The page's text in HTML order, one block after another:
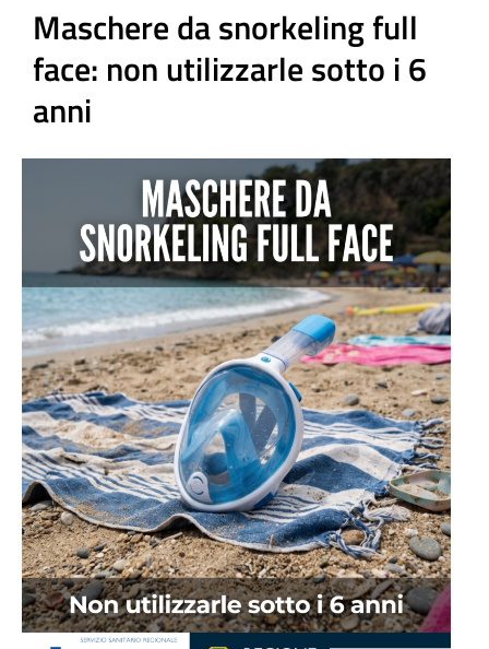
Maschere da snorkeling full
face: non utilizzarle sotto i 6
anni